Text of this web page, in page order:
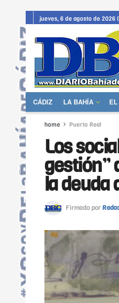
jueves, 6 de agosto de 2026
CÁDIZ LA BAHÍA
home Puerto Real
Los
gestión”
la deuda
Firmado por